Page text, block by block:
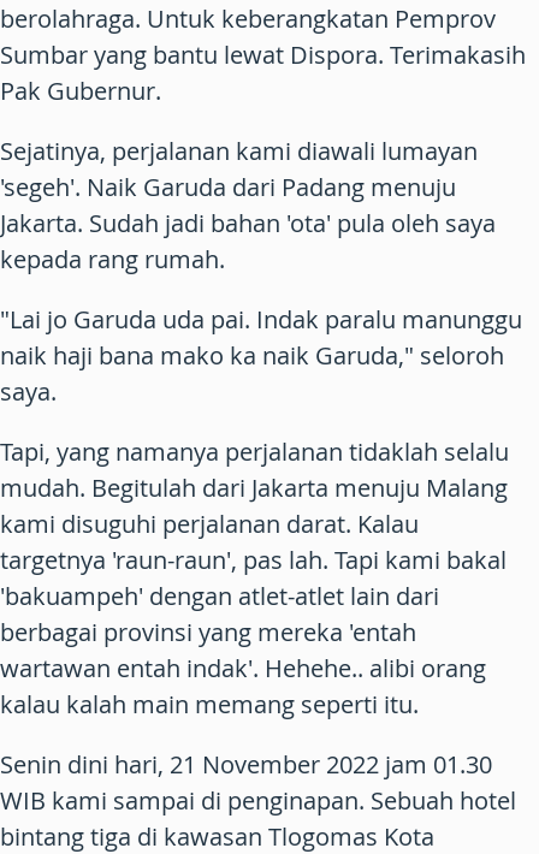
berolahraga. Untuk keberangkatan Pemprov
Sumbar yang bantu lewat Dispora. Terimakasih
Pak Gubernur.
Sejatinya, perjalanan kami diawali lumayan
'segeh'. Naik Garuda dari Padang menuju
Jakarta. Sudah jadi bahan 'ota' pula oleh saya
kepada rang rumah.
"Lai jo Garuda uda pai. Indak paralu manunggu
naik haji bana mako ka naik Garuda," seloroh
saya.
Tapi, yang namanya perjalanan tidaklah selalu
mudah. Begitulah dari Jakarta menuju Malang
kami disuguhi perjalanan darat. Kalau
targetnya 'raun-raun', pas lah. Tapi kami bakal
'bakuampeh' dengan atlet-atlet lain dari
berbagai provinsi yang mereka 'entah
wartawan entah indak'. Hehehe.. alibi orang
kalau kalah main memang seperti itu.
Senin dini hari, 21 November 2022 jam 01.30
WIB kami sampai di penginapan. Sebuah hotel
bintang tiga di kawasan Tlogomas Kota